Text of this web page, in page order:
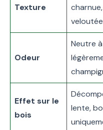
Texture
charnue,
veloutée
Odeur
Neutre à
Effet sur le
bois
lente,